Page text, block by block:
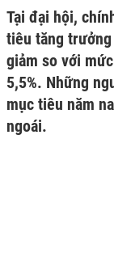
Tại đại hội,
tiêu tăng trưởng
giảm so với
5,5%. Những
mục tiêu năm
ngoái.